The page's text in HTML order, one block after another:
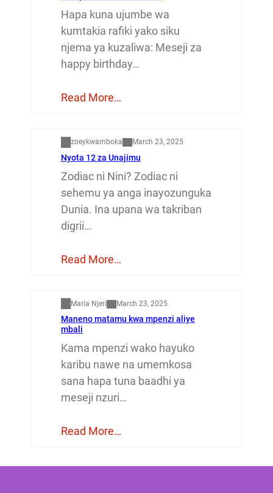
Hapa kuna ujumbe wa
kumtakia rafiki yako siku
njema ya kuzaliwa: Meseji za
happy birthday…
Read More…
zoeykwamboka March 23, 2025
Nyota 12 za Unajimu
Zodiac ni Nini? Zodiac ni
sehemu ya anga inayozunguka
Dunia. Ina upana wa takriban
digrii…
Read More…
Maria Njeri March 23, 2025
Maneno matamu kwa mpenzi aliye
mbali
Kama mpenzi wako hayuko
karibu nawe na umemkosa
sana hapa tuna baadhi ya
meseji nzuri…
Read More…